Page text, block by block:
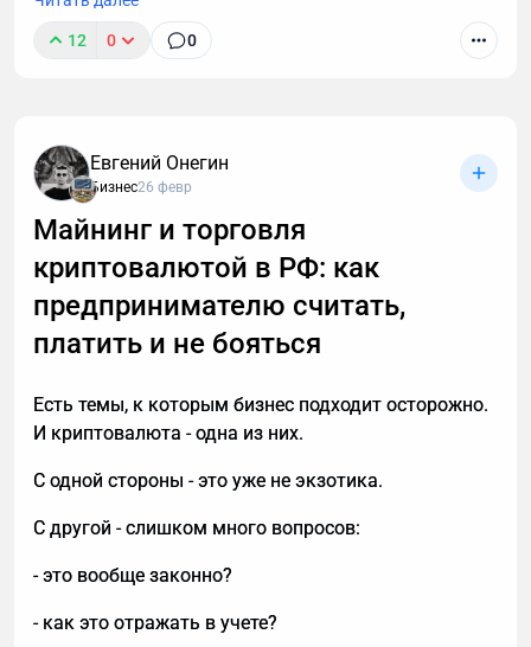
интересны кредиты, консультации и прочие услуги.
Если вы тревожитесь упустить действительно
важный разговор, например, ждете курьера, то я
расскажу, почему стоит делегировать телефонные
звонки мне.
12 0 0
Евгений Онегин
Бизнес26 февр
Майнинг и торговля
криптовалютой в РФ: как
предпринимателю считать,
платить и не бояться
Есть темы, к которым бизнес подходит осторожно.
И криптовалюта - одна из них.
С одной стороны - это уже не экзотика.
С другой - слишком много вопросов:
- это вообще законно?
- как это отражать в учете?